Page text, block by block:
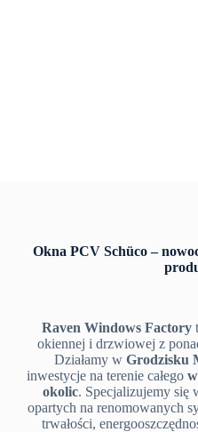
Okna PCV Schüco –
Raven Windows Factory
okiennej i drzwiowej z
Działamy w Grodzisku
inwestycje na terenie całego
okolic. Specjalizujemy się
opartych na renomowanych
trwałości,